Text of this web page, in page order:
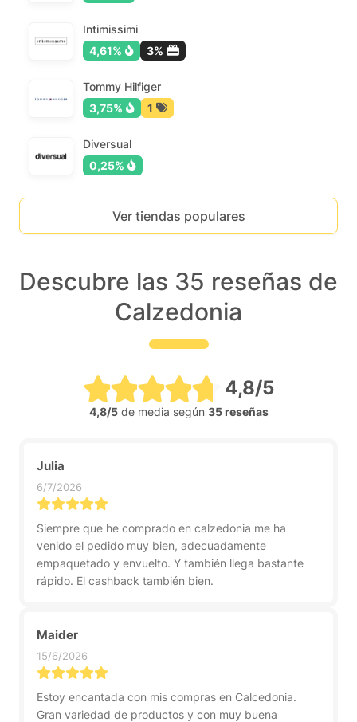
Intimissimi
4,61%
3%
Tommy Hilfiger
3,75%
1
Diversual
0,25%
Ver tiendas populares
Descubre las 35 reseñas de
Calzedonia
4,8/5
4,8/5de media según 35 reseñas
Julia
6/7/2026
Siempre que he comprado en calzedonia me ha
venido el pedido muy bien, adecuadamente
empaquetado y envuelto. Y también llega bastante
rápido. El cashback también bien.
Maider
15/6/2026
Estoy encantada con mis compras en Calcedonia.
Gran variedad de productos y con muy buena